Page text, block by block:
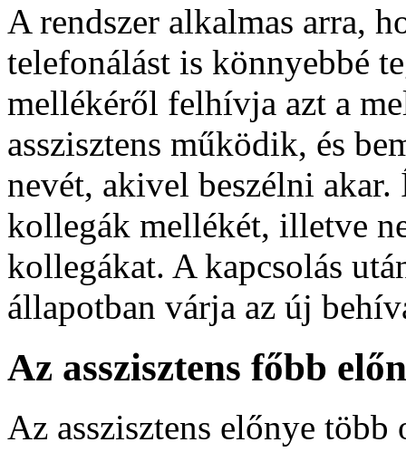
A rendszer alkalmas arra,
telefonálást is könnyebbé
mellékéről felhívja azt a
asszisztens működik, és
nevét, akivel beszélni
kollegák mellékét, illetve
kollegákat. A kapcsolás
állapotban várja az új
Az asszisztens főbb
Az asszisztens előnye